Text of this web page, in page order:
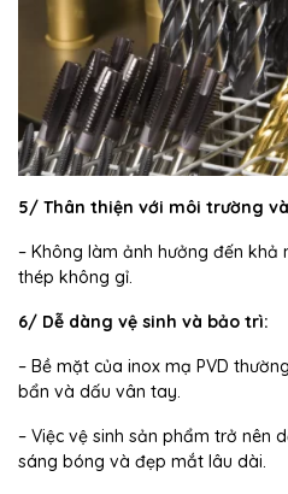
5/ Thân thiện với môi trường
– Không làm ảnh hưởng đến
thép không gỉ.
6/ Dễ dàng vệ sinh và bảo trì:
– Bề mặt của inox mạ PVD
bẩn và dấu vân tay.
– Việc vệ sinh sản phẩm trở nên
sáng bóng và đẹp mắt lâu dài.